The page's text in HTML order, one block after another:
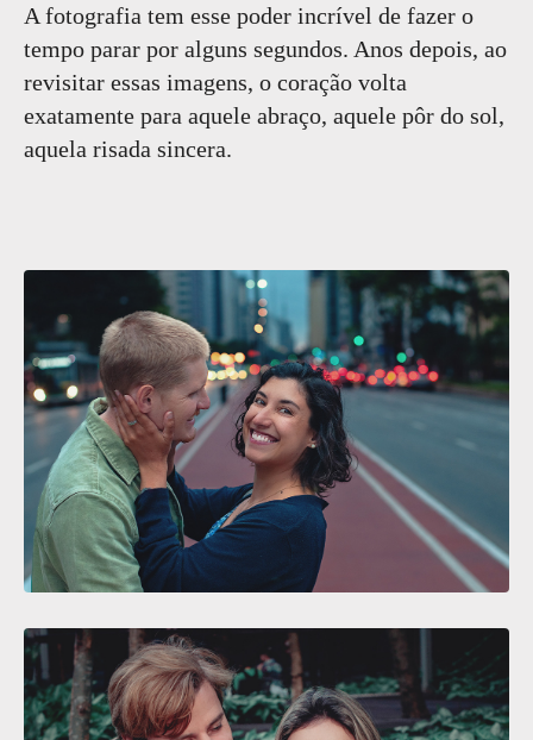
A fotografia tem esse poder incrível de fazer o
tempo parar por alguns segundos. Anos depois, ao
revisitar essas imagens, o coração volta
exatamente para aquele abraço, aquele pôr do sol,
aquela risada sincera.